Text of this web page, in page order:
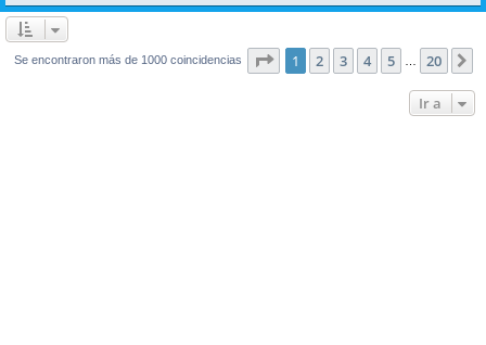
Se encontraron más de 1000 coincidencias Página de 20
1 2 3 4 5 20
Ir a